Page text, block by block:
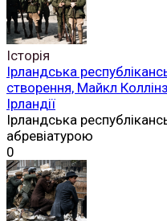
Історія
Ірландська
створення, Майкл
Ірландії
Ірландська
абревіатурою
0